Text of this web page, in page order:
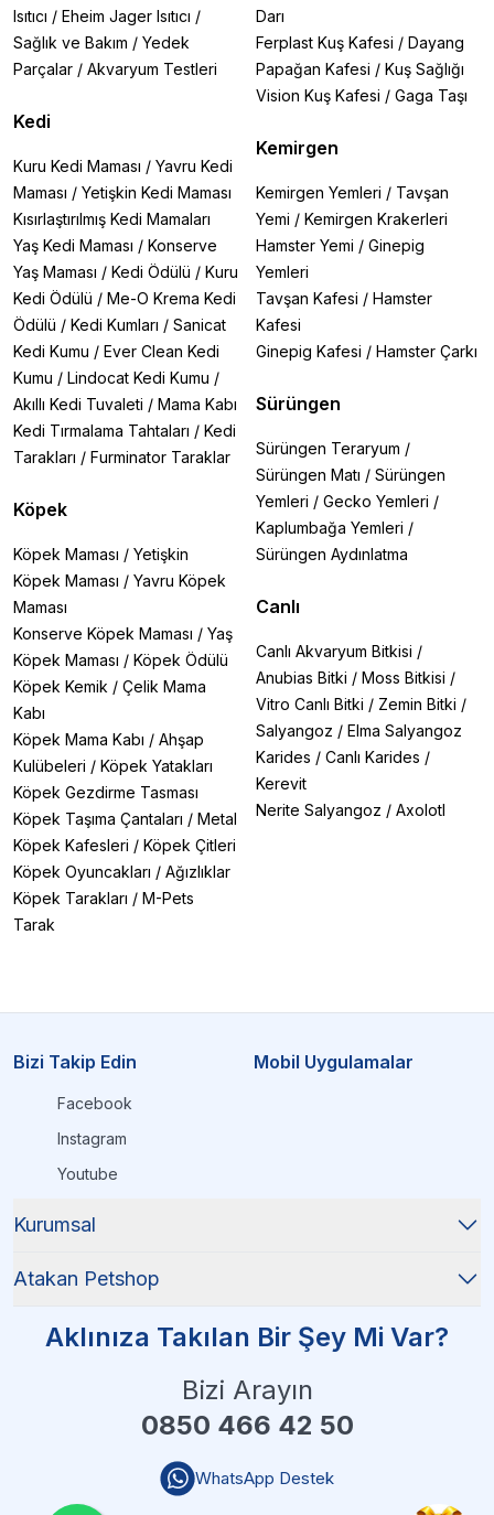
Isıtıcı / Eheim Jager Isıtıcı /
Sağlık ve Bakım / Yedek
Parçalar / Akvaryum Testleri
Kedi
Kuru Kedi Maması / Yavru Kedi
Maması / Yetişkin Kedi Maması
Kısırlaştırılmış Kedi Mamaları
Yaş Kedi Maması / Konserve
Yaş Maması / Kedi Ödülü / Kuru
Kedi Ödülü / Me-O Krema Kedi
Ödülü / Kedi Kumları / Sanicat
Kedi Kumu / Ever Clean Kedi
Kumu / Lindocat Kedi Kumu /
Akıllı Kedi Tuvaleti / Mama Kabı
Kedi Tırmalama Tahtaları / Kedi
Tarakları / Furminator Taraklar
Köpek
Köpek Maması / Yetişkin
Köpek Maması / Yavru Köpek
Maması
Konserve Köpek Maması / Yaş
Köpek Maması / Köpek Ödülü
Köpek Kemik / Çelik Mama
Kabı
Köpek Mama Kabı / Ahşap
Kulübeleri / Köpek Yatakları
Köpek Gezdirme Tasması
Köpek Taşıma Çantaları / Metal
Köpek Kafesleri / Köpek Çitleri
Köpek Oyuncakları / Ağızlıklar
Köpek Tarakları / M-Pets
Tarak
Darı
Ferplast Kuş Kafesi / Dayang
Papağan Kafesi / Kuş Sağlığı
Vision Kuş Kafesi / Gaga Taşı
Kemirgen
Kemirgen Yemleri / Tavşan
Yemi / Kemirgen Krakerleri
Hamster Yemi / Ginepig
Yemleri
Tavşan Kafesi / Hamster
Kafesi
Ginepig Kafesi / Hamster Çarkı
Sürüngen
Sürüngen Teraryum /
Sürüngen Matı / Sürüngen
Yemleri / Gecko Yemleri /
Kaplumbağa Yemleri /
Sürüngen Aydınlatma
Canlı
Canlı Akvaryum Bitkisi /
Anubias Bitki / Moss Bitkisi /
Vitro Canlı Bitki / Zemin Bitki /
Salyangoz / Elma Salyangoz
Karides / Canlı Karides /
Kerevit
Nerite Salyangoz / Axolotl
Bizi Takip Edin
Facebook
Instagram
Youtube
Mobil Uygulamalar
Kurumsal
Atakan Petshop
Aklınıza Takılan Bir Şey Mi Var?
Bizi Arayın
0850 466 42 50
WhatsApp Destek